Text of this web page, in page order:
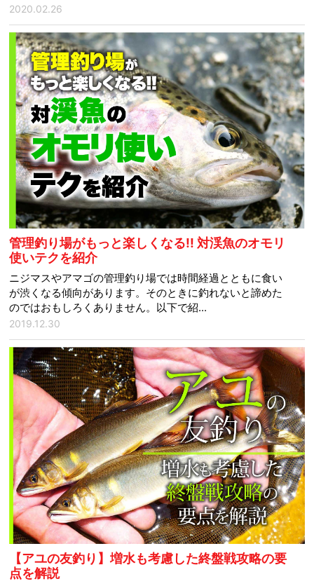
2020.02.26
管理釣り場がもっと楽しくなる!! 対渓魚のオモリ
使いテクを紹介
ニジマスやアマゴの管理釣り場では時間経過とともに食い
が渋くなる傾向があります。そのときに釣れないと諦めた
のではおもしろくありません。以下で紹...
2019.12.30
【アユの友釣り】増水も考慮した終盤戦攻略の要
点を解説